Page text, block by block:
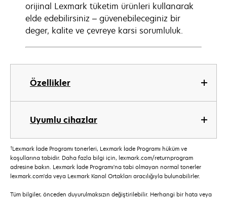
Özellikler
Uyumlu cihazlar
orijinal Lexmark tüketim ürünleri kullanarak
elde edebilirsiniz – güvenebileceginiz bir
deger, kalite ve çevreye karsi sorumluluk.
†Lexmark İade Programı tonerleri, Lexmark İade Programı hüküm ve
koşullarına tabidir. Daha fazla bilgi için, lexmark.com/returnprogram
adresine bakın. Lexmark İade Programı'na tabi olmayan normal tonerler
lexmark.com'da veya Lexmark Kanal Ortakları aracılığıyla bulunabilirler.
Tüm bilgiler, önceden duyurulmaksızın değiştirilebilir. Herhangi bir hata veya